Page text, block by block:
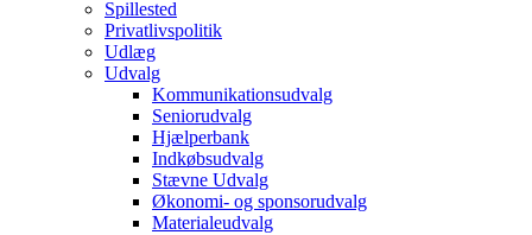
Spillested
Privatlivspolitik
Udlæg
Udvalg
Kommunikationsudvalg
Seniorudvalg
Hjælperbank
Indkøbsudvalg
Stævne Udvalg
Økonomi- og sponsorudvalg
Materialeudvalg